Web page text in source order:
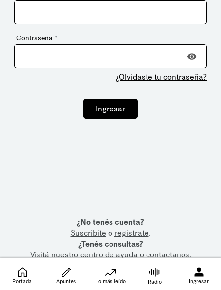
Contraseña *
¿Olvidaste tu contraseña?
Ingresar
¿No tenés cuenta?
Suscribite o registrate.
¿Tenés consultas?
Visitá nuestrocentro de ayudaocontactanos.
Portada Apuntes Lo más leído Radio Ingresar